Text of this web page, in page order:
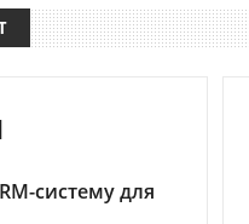
систему для